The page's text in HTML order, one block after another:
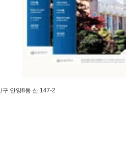
구 안양8동 산 147-2